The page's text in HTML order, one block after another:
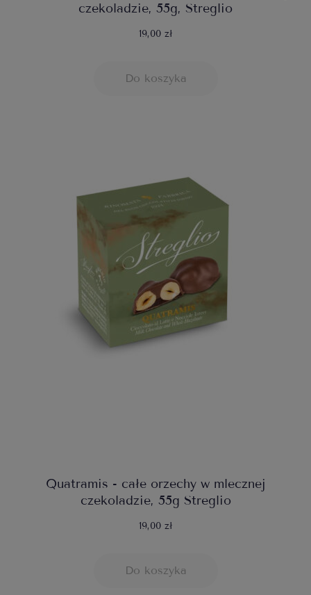
czekoladzie, 55g, Streglio
19,00 zł
Do koszyka
Quatramis - całe orzechy w mlecznej
czekoladzie, 55g Streglio
19,00 zł
Do koszyka